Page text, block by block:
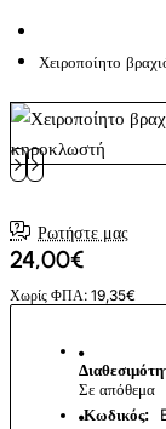
Χειροποίητο
Ρωτήστε μας
24,00€
Χωρίς ΦΠΑ: 19,35€
Σε απόθεμα
Κωδικός: